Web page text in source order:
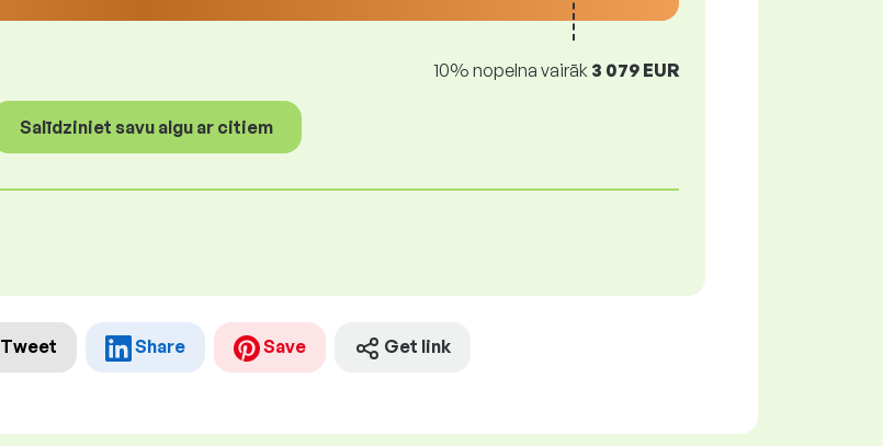
10% nopelna vairāk 3 079 EUR
Salīdziniet savu algu ar citiem
Tweet Share Save Get link